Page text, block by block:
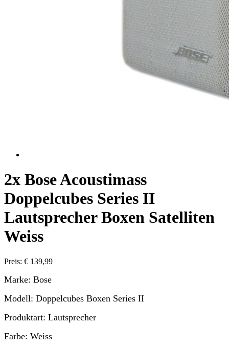
2x Bose Acoustimass
Doppelcubes Series II
Lautsprecher Boxen Satelliten
Weiss
Preis: € 139,99
Marke: Bose
Modell: Doppelcubes Boxen Series II
Produktart: Lautsprecher
Farbe: Weiss